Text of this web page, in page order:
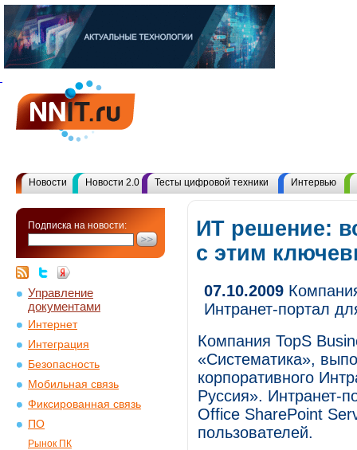
Новости Новости 2.0 Тесты цифровой техники Интервью
Подписка на новости:
Управление
документами
Интернет
Интеграция
Безопасность
Мобильная связь
Фиксированная связь
ПО
Рынок ПК
ИТ решение:
с этим
07.10.2009
Интранет-портал
Компания TopS
«Систематика»,
корпоративного
Руссия». Интранет-
Office SharePoint
пользователей.